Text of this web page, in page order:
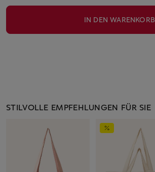
IN DEN WARENKORB
STILVOLLE EMPFEHLUNGEN FÜR SIE